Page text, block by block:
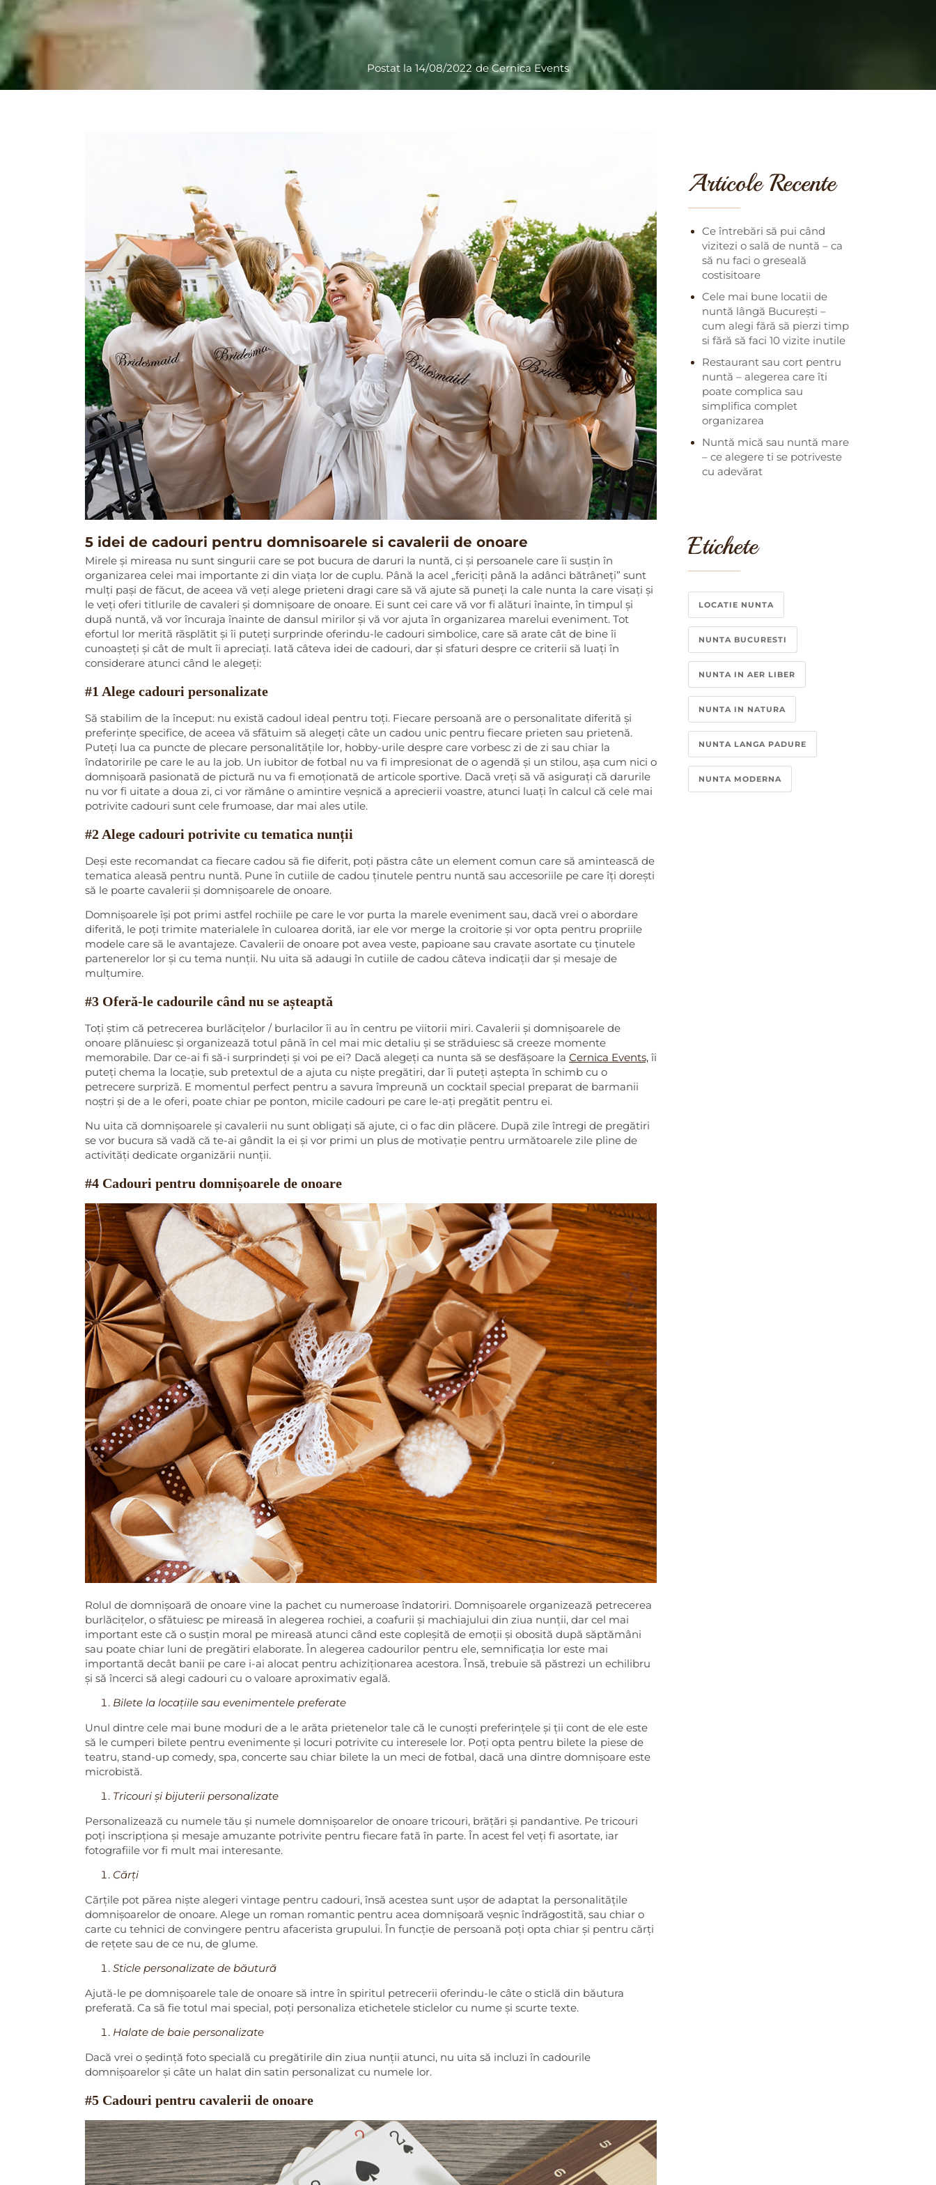
Postat la 14/08/2022 deCernica Events
5 idei de cadouri pentru domnisoarele si cavalerii de onoare
Mirele și mireasa nu sunt singurii care se pot bucura de daruri la nuntă, ci și persoanele care îi susțin în
organizarea celei mai importante zi din viața lor de cuplu. Până la acel „fericiți până la adânci bătrâneți” sunt
mulți pași de făcut, de aceea vă veți alege prieteni dragi care să vă ajute să puneți la cale nunta la care visați și
le veți oferi titlurile de cavaleri și domnișoare de onoare. Ei sunt cei care vă vor fi alături înainte, în timpul și
după nuntă, vă vor încuraja înainte de dansul mirilor și vă vor ajuta în organizarea marelui eveniment. Tot
efortul lor merită răsplătit și îi puteți surprinde oferindu-le cadouri simbolice, care să arate cât de bine îi
cunoașteți și cât de mult îi apreciați. Iată câteva idei de cadouri, dar și sfaturi despre ce criterii să luați în
considerare atunci când le alegeți:
#1 Alege cadouri personalizate
Să stabilim de la început: nu există cadoul ideal pentru toți. Fiecare persoană are o personalitate diferită și
preferințe specifice, de aceea vă sfătuim să alegeți câte un cadou unic pentru fiecare prieten sau prietenă.
Puteți lua ca puncte de plecare personalitățile lor, hobby-urile despre care vorbesc zi de zi sau chiar la
îndatoririle pe care le au la job. Un iubitor de fotbal nu va fi impresionat de o agendă și un stilou, așa cum nici o
domnișoară pasionată de pictură nu va fi emoționată de articole sportive. Dacă vreți să vă asigurați că darurile
nu vor fi uitate a doua zi, ci vor rămâne o amintire veșnică a aprecierii voastre, atunci luați în calcul că cele mai
potrivite cadouri sunt cele frumoase, dar mai ales utile.
#2 Alege cadouri potrivite cu tematica nunții
Deși este recomandat ca fiecare cadou să fie diferit, poți păstra câte un element comun care să amintească de
tematica aleasă pentru nuntă. Pune în cutiile de cadou ținutele pentru nuntă sau accesoriile pe care îți dorești
să le poarte cavalerii și domnișoarele de onoare.
Domnișoarele își pot primi astfel rochiile pe care le vor purta la marele eveniment sau, dacă vrei o abordare
diferită, le poți trimite materialele în culoarea dorită, iar ele vor merge la croitorie și vor opta pentru propriile
modele care să le avantajeze. Cavalerii de onoare pot avea veste, papioane sau cravate asortate cu ținutele
partenerelor lor și cu tema nunții. Nu uita să adaugi în cutiile de cadou câteva indicații dar și mesaje de
mulțumire.
#3 Oferă-le cadourile când nu se așteaptă
Toți știm că petrecerea burlăcițelor / burlacilor îi au în centru pe viitorii miri. Cavalerii și domnișoarele de
onoare plănuiesc și organizează totul până în cel mai mic detaliu și se străduiesc să creeze momente
memorabile. Dar ce-ai fi să-i surprindeți și voi pe ei? Dacă alegeți ca nunta să se desfășoare la Cernica Events, îi
puteți chema la locație, sub pretextul de a ajuta cu niște pregătiri, dar îi puteți aștepta în schimb cu o
petrecere surpriză. E momentul perfect pentru a savura împreună un cocktail special preparat de barmanii
noștri și de a le oferi, poate chiar pe ponton, micile cadouri pe care le-ați pregătit pentru ei.
Nu uita că domnișoarele și cavalerii nu sunt obligați să ajute, ci o fac din plăcere. După zile întregi de pregătiri
se vor bucura să vadă că te-ai gândit la ei și vor primi un plus de motivație pentru următoarele zile pline de
activități dedicate organizării nunții.
#4 Cadouri pentru domnișoarele de onoare
Rolul de domnișoară de onoare vine la pachet cu numeroase îndatoriri. Domnișoarele organizează petrecerea
burlăcițelor, o sfătuiesc pe mireasă în alegerea rochiei, a coafurii și machiajului din ziua nunții, dar cel mai
important este că o susțin moral pe mireasă atunci când este copleșită de emoții și obosită după săptămâni
sau poate chiar luni de pregătiri elaborate. În alegerea cadourilor pentru ele, semnificația lor este mai
importantă decât banii pe care i-ai alocat pentru achiziționarea acestora. Însă, trebuie să păstrezi un echilibru
și să încerci să alegi cadouri cu o valoare aproximativ egală.
Bilete la locațiile sau evenimentele preferate
Unul dintre cele mai bune moduri de a le arăta prietenelor tale că le cunoști preferințele și ții cont de ele este
să le cumperi bilete pentru evenimente și locuri potrivite cu interesele lor. Poți opta pentru bilete la piese de
teatru, stand-up comedy, spa, concerte sau chiar bilete la un meci de fotbal, dacă una dintre domnișoare este
microbistă.
Tricouri și bijuterii personalizate
Personalizează cu numele tău și numele domnișoarelor de onoare tricouri, brățări și pandantive. Pe tricouri
poți inscripționa și mesaje amuzante potrivite pentru fiecare fată în parte. În acest fel veți fi asortate, iar
fotografiile vor fi mult mai interesante.
Cărți
Cărțile pot părea niște alegeri vintage pentru cadouri, însă acestea sunt ușor de adaptat la personalitățile
domnișoarelor de onoare. Alege un roman romantic pentru acea domnișoară veșnic îndrăgostită, sau chiar o
carte cu tehnici de convingere pentru afacerista grupului. În funcție de persoană poți opta chiar și pentru cărți
de rețete sau de ce nu, de glume.
Sticle personalizate de băutură
Ajută-le pe domnișoarele tale de onoare să intre în spiritul petrecerii oferindu-le câte o sticlă din băutura
preferată. Ca să fie totul mai special, poți personaliza etichetele sticlelor cu nume și scurte texte.
Halate de baie personalizate
Dacă vrei o ședință foto specială cu pregătirile din ziua nunții atunci, nu uita să incluzi în cadourile
domnișoarelor și câte un halat din satin personalizat cu numele lor.
#5 Cadouri pentru cavalerii de onoare
Articole Recente
Ce întrebări să pui când
vizitezi o sală de nuntă – ca
să nu faci o greseală
costisitoare
Cele mai bune locatii de
nuntă lângă București –
cum alegi fără să pierzi timp
si fără să faci 10 vizite inutile
Restaurant sau cort pentru
nuntă – alegerea care îti
poate complica sau
simplifica complet
organizarea
Nuntă mică sau nuntă mare
– ce alegere ti se potriveste
cu adevărat
Etichete
LOCATIE NUNTA
NUNTA BUCURESTI
NUNTA IN AER LIBER
NUNTA IN NATURA
NUNTA LANGA PADURE
NUNTA MODERNA